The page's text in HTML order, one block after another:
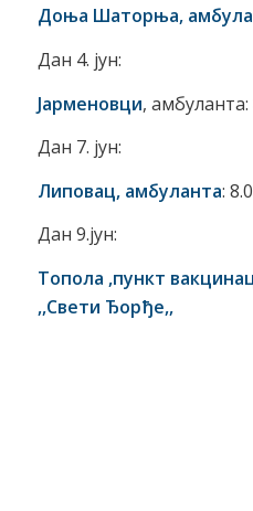
Доња Шаторња,
Дан 4. јун:
Јарменовци, амбуланта:
Дан 7. јун:
Липовац, амбуланта:
Дан 9.јун:
Топола ,пункт
,,Свети Ђорђе,,